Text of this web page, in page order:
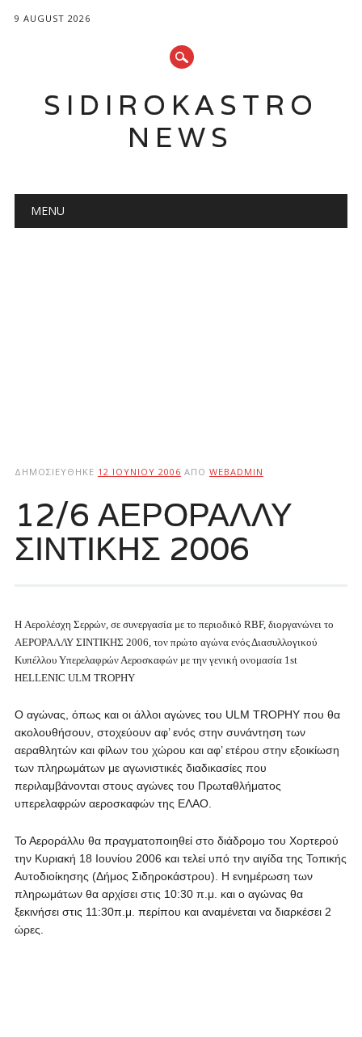
9 AUGUST 2026
SIDIROKASTRO
NEWS
Main menu
MENU
ΔΗΜΟΣΙΕΎΘΗΚΕ 12 ΙΟΥΝΊΟΥ 2006 ΑΠΌ WEBADMIN
12/6 ΑΕΡΟΡΑΛΛΥ
ΣΙΝΤΙΚΗΣ 2006
H Αερολέσχη Σερρών, σε συνεργασία με το περιοδικό RBF, διοργανώνει το
ΑΕΡΟΡΑΛΛΥ ΣΙΝΤΙΚΗΣ 2006, τον πρώτο αγώνα ενός Διασυλλογικού
Κυπέλλου Υπερελαφρών Αεροσκαφών με την γενική ονομασία 1st
HELLENIC ULM TROPHY
Ο αγώνας, όπως και οι άλλοι αγώνες του ULM TROPHY που θα
ακολουθήσουν, στοχεύουν αφ’ ενός στην συνάντηση των
αεραθλητών και φίλων του χώρου και αφ’ ετέρου στην εξοικίωση
των πληρωμάτων με αγωνιστικές διαδικασίες που
περιλαμβάνονται στους αγώνες του Πρωταθλήματος
υπερελαφρών αεροσκαφών της ΕΛΑΟ.
Το Αεροράλλυ θα πραγματοποιηθεί στο διάδρομο του Χορτερού
την Κυριακή 18 Ιουνίου 2006 και τελεί υπό την αιγίδα της Τοπικής
Αυτοδιοίκησης (Δήμος Σιδηροκάστρου). Η ενημέρωση των
πληρωμάτων θα αρχίσει στις 10:30 π.μ. και ο αγώνας θα
ξεκινήσει στις 11:30π.μ. περίπου και αναμένεται να διαρκέσει 2
ώρες.